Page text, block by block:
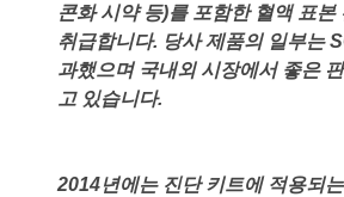
콘화 시약 등)를 포함한 혈액 표본
취급합니다. 당사 제품의 일부는
과했으며 국내외 시장에서 좋은
고 있습니다.
2014년에는 진단 키트에 적용되